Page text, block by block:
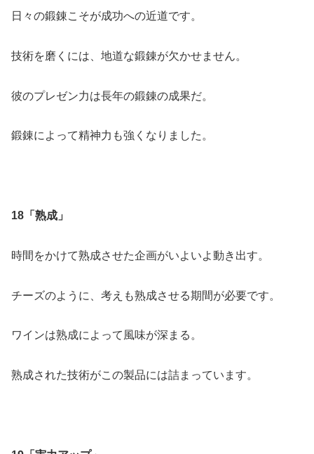
日々の鍛錬こそが成功への近道です。
技術を磨くには、地道な鍛錬が欠かせません。
彼のプレゼン力は長年の鍛錬の成果だ。
鍛錬によって精神力も強くなりました。
18「熟成」
時間をかけて熟成させた企画がいよいよ動き出す。
チーズのように、考えも熟成させる期間が必要です。
ワインは熟成によって風味が深まる。
熟成された技術がこの製品には詰まっています。